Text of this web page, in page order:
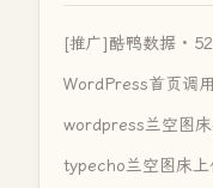
[推广]酷鸭数据 ·
WordPress首页调
wordpress兰空图
typecho兰空图床上